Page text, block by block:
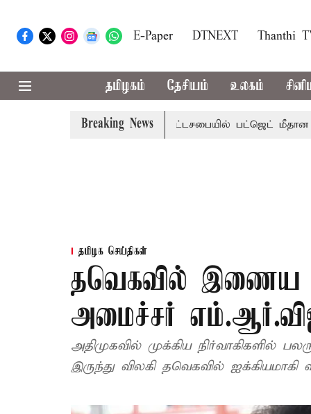
E-Paper DTNEXT Thanthi
தமிழகம் தேசியம் உலகம்
Breaking News
தடுமாற்றமா? சட்டசபையில் பட்ஜெட் மீதான விவாதம்
தமிழக செய்திகள்
தவெகவில் இணைய
அமைச்சர்
அதிமுகவில் முக்கிய நிர்வாகிகளில்
இருந்து விலகி தவெகவில் ஐக்கியமாகி